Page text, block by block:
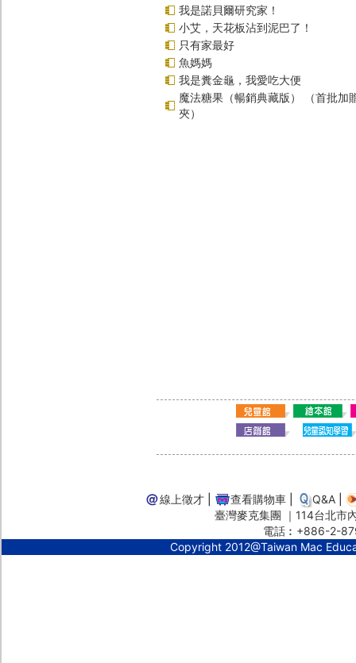
我是諾貝爾研究家！
小艾，天花板沾到泥巴了！
只有家最好
魚媽媽
我是糞金龜，我愛吃大便
魔法糖果（暢銷典藏版） （首批加
夾）
線上徵才 查看購物車 Q&A
臺灣麥克集團 ｜114台北
電話︰+886-2-
Copyright 2012@Taiwan Mac